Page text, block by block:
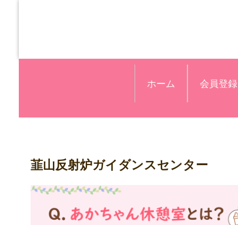
ホーム 会員登録
韮山反射炉ガイダンスセンター